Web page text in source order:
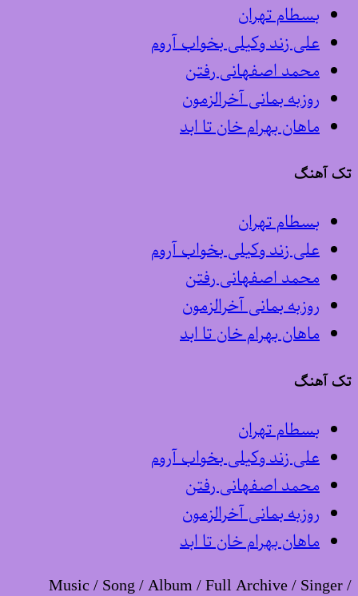
بسطام تهران
علی زند وکیلی بخواب آروم
محمد اصفهانی رفتن
روزبه بمانی آخرالزمون
ماهان بهرام خان تا ابد
تک آهنگ
بسطام تهران
علی زند وکیلی بخواب آروم
محمد اصفهانی رفتن
روزبه بمانی آخرالزمون
ماهان بهرام خان تا ابد
تک آهنگ
بسطام تهران
علی زند وکیلی بخواب آروم
محمد اصفهانی رفتن
روزبه بمانی آخرالزمون
ماهان بهرام خان تا ابد
Music / Song / Album / Full Archive / Singer /